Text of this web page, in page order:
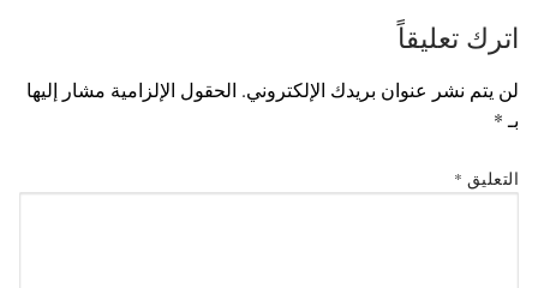
اترك تعليقاً
لن يتم نشر عنوان بريدك الإلكتروني. الحقول الإلزامية مشار إليها
بـ*
التعليق *